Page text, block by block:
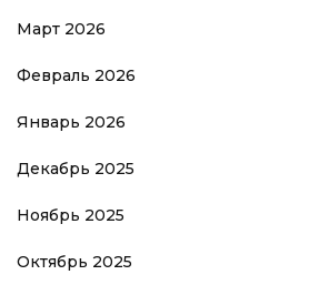
Март 2026
Февраль 2026
Январь 2026
Декабрь 2025
Ноябрь 2025
Октябрь 2025